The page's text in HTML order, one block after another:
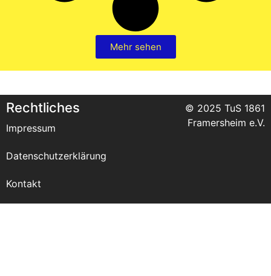
Mehr sehen
Rechtliches
Impressum
Datenschutzerklärung
Kontakt
© 2025 TuS 1861
Framersheim e.V.